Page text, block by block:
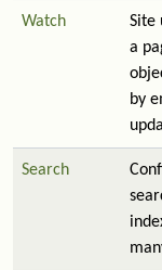
Watch
Site
a
by
Search